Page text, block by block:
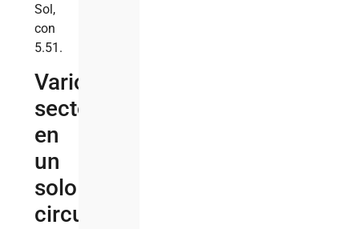
Sol,
con
5.51.
Varios
sectores
en
un
solo
circuito